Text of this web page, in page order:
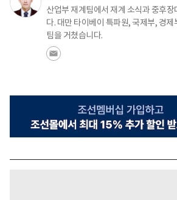
산업부 재계팀에서 재계 소식과 중후장
다. 대만 타이베이 특파원, 국제부, 경
팀을 거쳤습니다.